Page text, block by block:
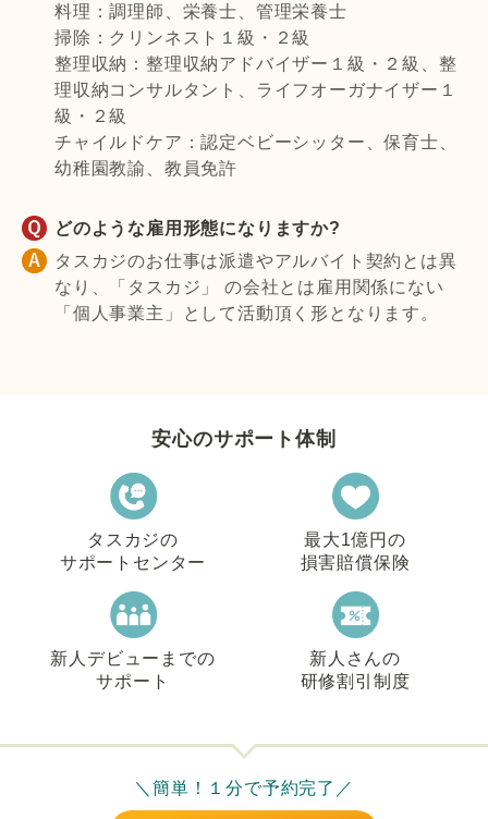
料理：調理師、栄養士、管理栄養士
掃除：クリンネスト１級・２級
整理収納：整理収納アドバイザー１級・２級、整
理収納コンサルタント、ライフオーガナイザー１
級・２級
チャイルドケア：認定ベビーシッター、保育士、
幼稚園教諭、教員免許
どのような雇用形態になりますか?
タスカジのお仕事は派遣やアルバイト契約とは異
なり、「タスカジ」 の会社とは雇用関係にない
「個人事業主」として活動頂く形となります。
安心のサポート体制
タスカジの
サポートセンター
最大1億円の
損害賠償保険
新人デビューまでの
サポート
新人さんの
研修割引制度
＼簡単！１分で予約完了／